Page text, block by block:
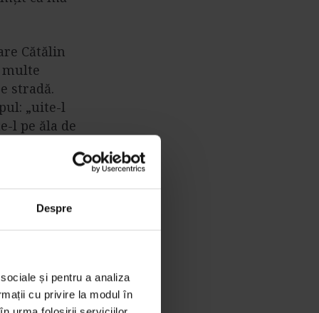
Despre
și pentru a analiza
cu privire la modul în
Cătălin
multe
stradă.
„uite-l
l pe ăla de
tatălui
era
meserie,